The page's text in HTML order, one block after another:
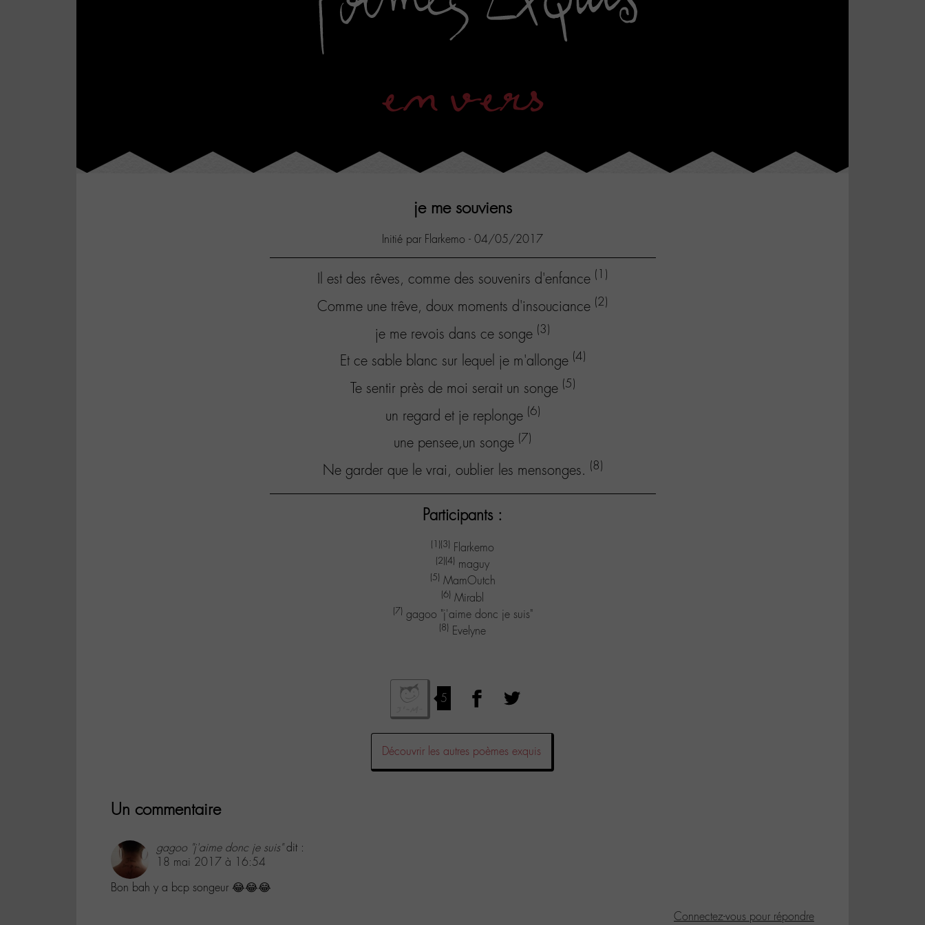
en vers
je me souviens
Initié par Flarkemo - 04/05/2017
Il est des rêves, comme des souvenirs d'enfance (1)
Comme une trêve, doux moments d'insouciance (2)
je me revois dans ce songe (3)
Et ce sable blanc sur lequel je m'allonge (4)
Te sentir près de moi serait un songe (5)
un regard et je replonge (6)
une pensee,un songe (7)
Ne garder que le vrai, oublier les mensonges. (8)
Participants :
(1)(3) Flarkemo
(2)(4) maguy
(5) MamOutch
(6) Mirabl
(7) gagoo "j'aime donc je suis"
(8) Evelyne
5
Découvrir les autres poèmes exquis
Un commentaire
gagoo "j'aime donc je suis" dit :
18 mai 2017 à 16:54
Bon bah y a bcp songeur 😂😂😂
Connectez-vous pour répondre